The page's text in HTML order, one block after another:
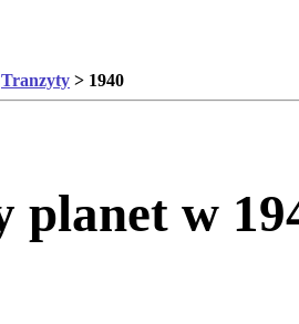
Tranzyty > 1940
planet w